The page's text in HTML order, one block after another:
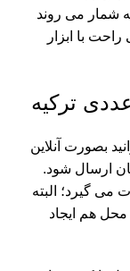
شمار می روند
با ابزار
بصورت آنلاین
ارسال شود.
می گیرد؛ البته
هم ایجاد